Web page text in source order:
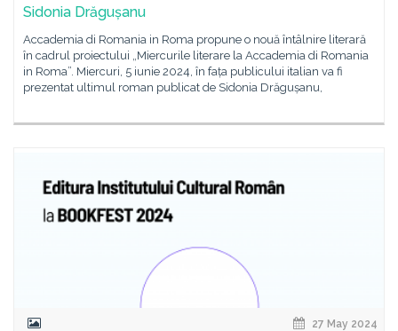
Sidonia Drăgușanu
Accademia di Romania in Roma propune o nouă întâlnire literară
în cadrul proiectului „Miercurile literare la Accademia di Romania
in Roma”. Miercuri, 5 iunie 2024, în fața publicului italian va fi
prezentat ultimul roman publicat de Sidonia Drăgușanu,
27 May 2024